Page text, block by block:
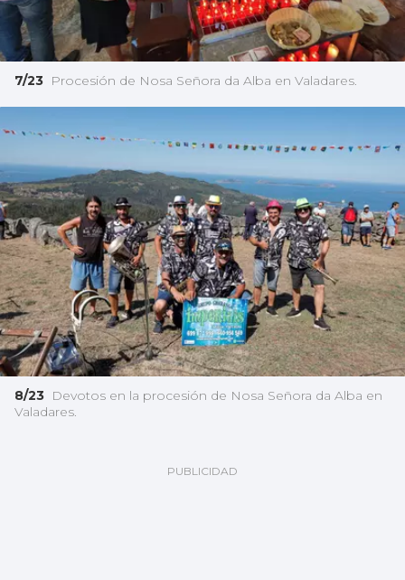
7/23 Procesión de Nosa Señora da Alba en Valadares.
8/23 Devotos en la procesión de Nosa Señora da Alba en
Valadares.